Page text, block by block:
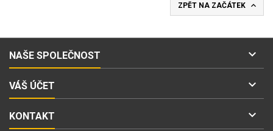
ZPĚT NA ZAČÁTEK 
NAŠE SPOLEČNOST 
VÁŠ ÚČET 
KONTAKT 